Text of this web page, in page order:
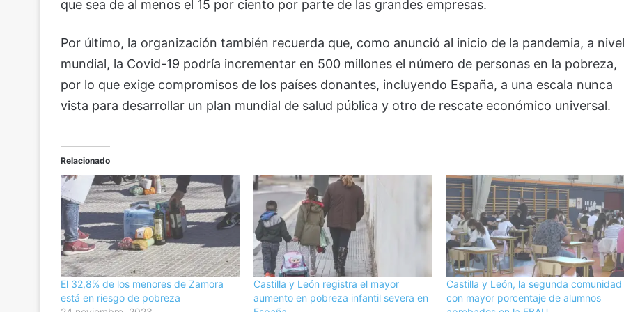
que sea de al menos el 15 por ciento por parte de las grandes empresas.
Por último, la organización también recuerda que, como anunció al inicio de la pandemia, a nivel
mundial, la Covid-19 podría incrementar en 500 millones el número de personas en la pobreza,
por lo que exige compromisos de los países donantes, incluyendo España, a una escala nunca
vista para desarrollar un plan mundial de salud pública y otro de rescate económico universal.
Relacionado
El 32,8% de los menores de Zamora
está en riesgo de pobreza
Castilla y León registra el mayor
aumento en pobreza infantil severa en
Castilla y León, la segunda comunidad
con mayor porcentaje de alumnos